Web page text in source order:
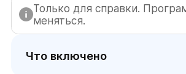
Только для справки.
меняться.
Что включено